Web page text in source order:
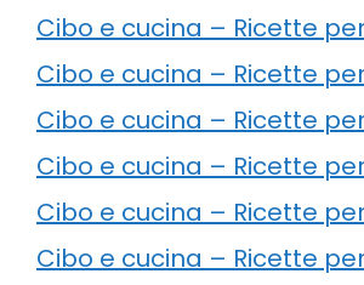
Cibo e cucina – Ricette
Cibo e cucina – Ricette
Cibo e cucina – Ricette
Cibo e cucina – Ricette
Cibo e cucina – Ricette
Cibo e cucina – Ricette